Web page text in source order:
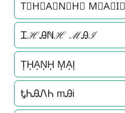
T⃜H⃜A⃜N⃜H⃜ M⃜A⃜I⃜
ᏆℋᎯℕℋ ℳᎯℐ
T͎H͎A͎N͎H͎ M͎A͎I͎
ᎿᏂᎯᏁᏂ mᎯi